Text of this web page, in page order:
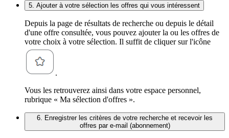
5. Ajouter à votre sélection les offres qui vous intéressent
Depuis la page de résultats de recherche ou depuis le détail
d'une offre consultée, vous pouvez ajouter la ou les offres de
votre choix à votre sélection. Il suffit de cliquer sur l'icône
.
Vous les retrouverez ainsi dans votre espace personnel,
rubrique « Ma sélection d'offres ».
6. Enregistrer les critères de votre recherche et recevoir les
offres par e-mail (abonnement)